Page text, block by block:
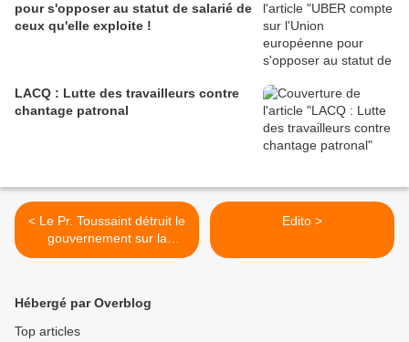
pour s'opposer au statut de salarié de
ceux qu'elle exploite !
LACQ : Lutte des travailleurs contre
chantage patronal
< Le Pr. Toussaint détruit le
gouvernement sur la
fermeture des bars et des
Edito >
Hébergé par Overblog
Top articles